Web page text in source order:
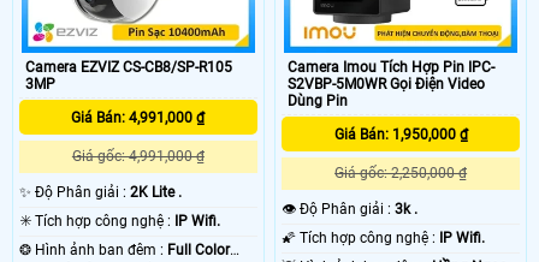
Camera EZVIZ CS-CB8/SP-R105
3MP
Giá Bán: 4,991,000 ₫
Giá gốc: 4,991,000 ₫
✨ Độ Phân giải : 2K Lite .
✳️ Tích hợp công nghệ :
IP Wifi.
❂ Hình ảnh ban đêm : Full Color
Camera Imou Tích Hợp Pin IPC-
S2VBP-5M0WR Gọi Điện Video
Dùng Pin
Giá Bán: 1,950,000 ₫
Giá gốc: 2,250,000 ₫
👁 Độ Phân giải :3k .
🌠 Tích hợp công nghệ :
IP Wifi.